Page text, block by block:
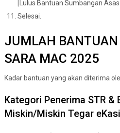
[Lulus Bantuan Sumbangan
Selesai.
JUMLAH BANTUAN
SARA MAC 2025
Kadar bantuan yang akan diterima
Kategori Penerima STR &
Miskin/Miskin Tegar